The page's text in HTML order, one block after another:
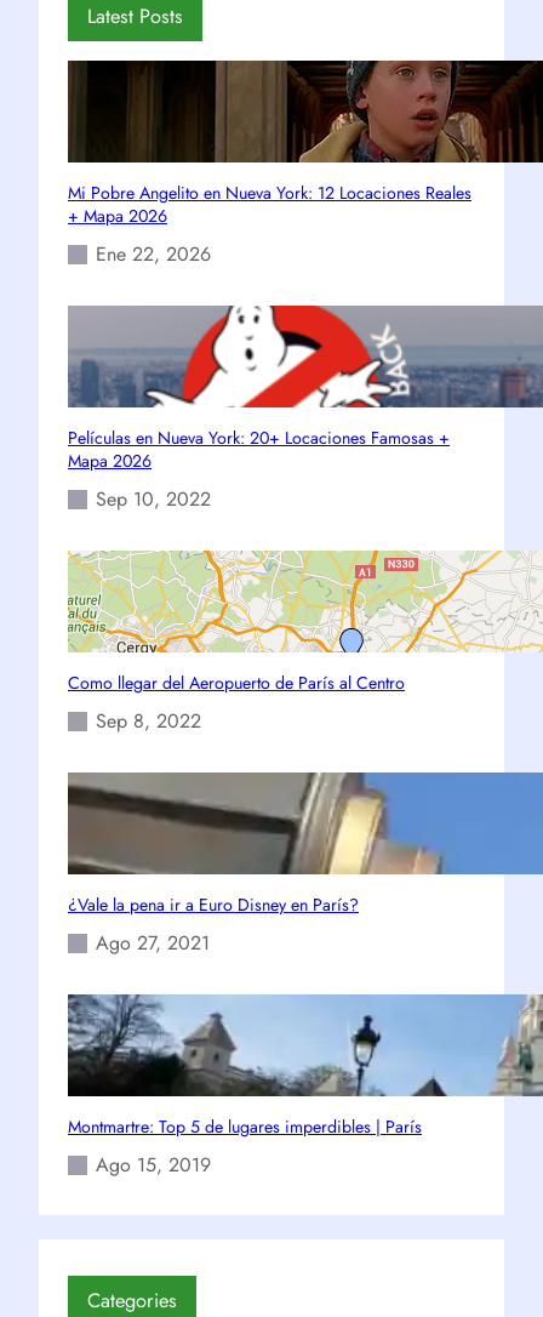
Latest Posts
Mi Pobre Angelito en Nueva York: 12 Locaciones Reales
+ Mapa 2026
Ene 22, 2026
Películas en Nueva York: 20+ Locaciones Famosas +
Mapa 2026
Sep 10, 2022
Como llegar del Aeropuerto de París al Centro
Sep 8, 2022
¿Vale la pena ir a Euro Disney en París?
Ago 27, 2021
Montmartre: Top 5 de lugares imperdibles | París
Ago 15, 2019
Categories